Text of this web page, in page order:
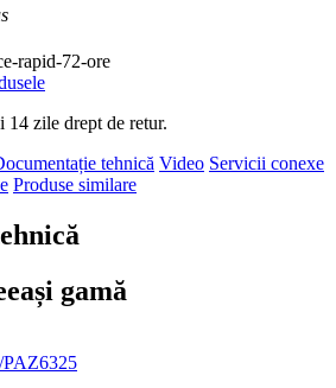
14 zile drept de retur.
tehnică Video Servicii conexe
Produse similare
gamă
PAZ6325